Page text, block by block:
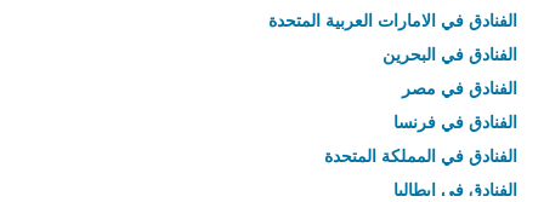
الفنادق في الامارات العربية المتحدة
الفنادق في البحرين
الفنادق في مصر
الفنادق في فرنسا
الفنادق في المملكة المتحدة
الفنادق في إيطاليا